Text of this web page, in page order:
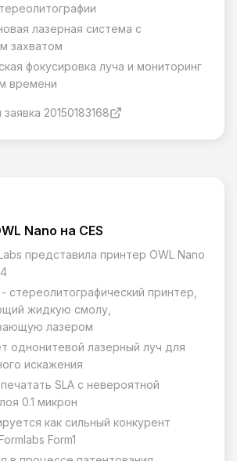
лазерная система с
захватом
фокусировка луча и мониторинг
времени
20150183168
Nano на CES
представила принтер OWL Nano
стереолитографический принтер,
жидкую смолу,
лазером
однонитевой лазерный луч для
искажения
SLA с невероятной
0.1 микрон
как сильный конкурент
Form1